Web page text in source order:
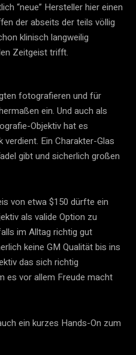
“neue” Hersteller hier einen
der abseits der teils völlig
klinisch langweilig
Zeitgeist trifft.
fotografieren und für
ein. Und auch als
Objektiv hat es
Ein Charakter-Glas
gibt und sicherlich großen
von etwa $150 dürfte ein
als valide Option zu
im Alltag richtig gut
keine GM Qualität bis ins
das sich richtig
es vor allem Freude macht
ein kurzes Hands-On zum